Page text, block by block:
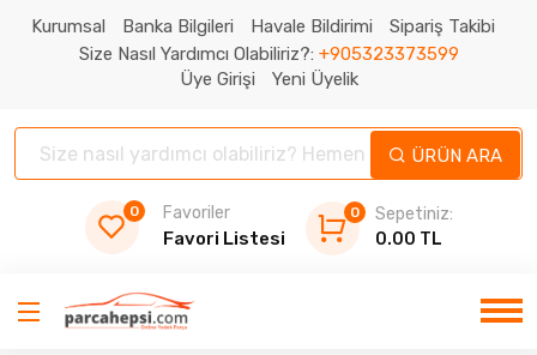
Kurumsal Banka Bilgileri Havale Bildirimi
Sipariş Takibi
Size Nasıl Yardımcı Olabiliriz?: +905323373599
Üye Girişi
Yeni Üyelik
ÜRÜN ARA
0 Favoriler
Favori Listesi
0
Sepetiniz:
0.00 TL